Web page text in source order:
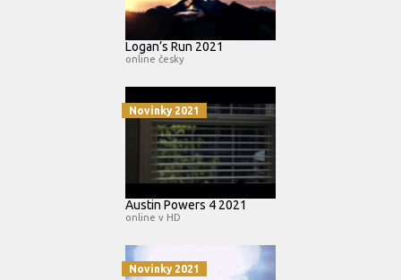
Logan’s Run 2021
online česky
Novinky 2021
Austin Powers 4 2021
online v HD
Novinky 2021